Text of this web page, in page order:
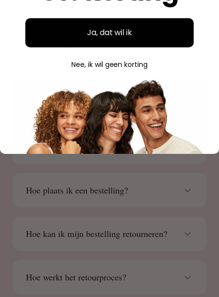
Welke betaalmethoden accepteren jullie?
Kan ik mijn bestelling wijzigen of
Hoe kan ik mijn bestelling volgen?
Waar is Beauty Source gevestigd?
Hoe plaats ik een bestelling?
Hoe kan ik mijn bestelling retourneren?
Hoe werkt het retourproces?
Ja, dat wil ik
Nee, ik wil geen korting